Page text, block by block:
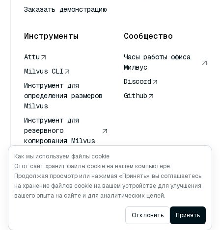
Заказать демонстрацию
Инструменты
Attu
Milvus CLI
Инструмент для
определения размеров
Milvus
Инструмент для
резервного
копирования Milvus
Сервис передачи
векторов (VTS)
Глубокий искатель
Клод Контекст
Сообщество
Часы работы офиса
Милвус
Discord
Github
Ask AI
Как мы используем файлы cookie
Этот сайт хранит файлы cookie на вашем компьютере.
Продолжая просмотр или нажимая «Принять», вы соглашаетесь
на хранение файлов cookie на вашем устройстве для улучшения
вашего опыта на сайте и для аналитических целей.
Отклонить Принять